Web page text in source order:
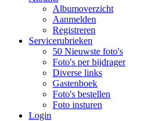
Albumoverzicht
Aanmelden
Registreren
Servicerubrieken
50 Nieuwste foto's
Foto's per bijdrager
Diverse links
Gastenboek
Foto's bestellen
Foto insturen
Login